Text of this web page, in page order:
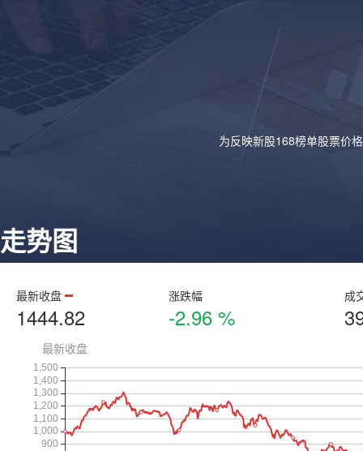
为反映新股168榜单股票价
走势图
最新收盘
1444.82
涨跌幅
-2.96 %
成